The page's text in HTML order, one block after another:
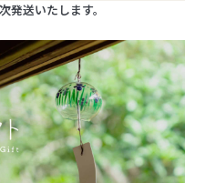
発送いたします。